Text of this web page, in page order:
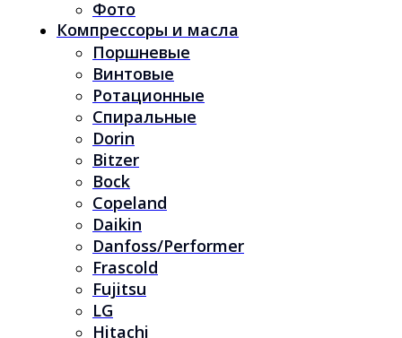
Фото
Компрессоры и масла
Поршневые
Винтовые
Ротационные
Спиральные
Dorin
Bitzer
Bock
Copeland
Daikin
Danfoss/Performer
Frascold
Fujitsu
LG
Hitachi